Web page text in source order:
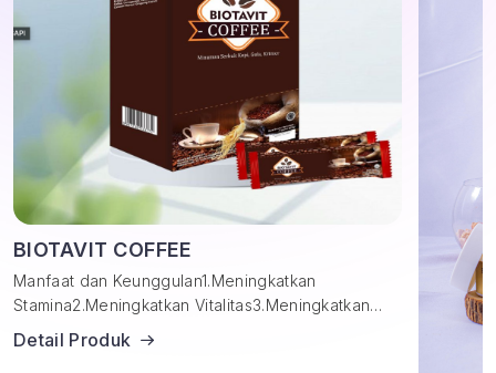
BIOTAVIT COFFEE
Manfaat dan Keunggulan1.Meningkatkan
Stamina2.Meningkatkan Vitalitas3.Meningkatkan…
Detail Produk